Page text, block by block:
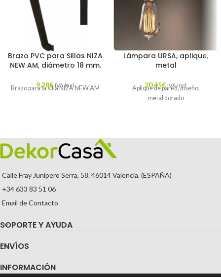
Brazo PVC para Sillas NIZA
NEW AM, diámetro 18 mm.
9,28€ IVA Incl.
Brazo para la silla NIZA NEW AM
Lámpara URSA, aplique,
metal
20,45€ IVA Incl.
Aplique de pared, diseño,
metal dorado
Calle Fray Junípero Serra, 58. 46014 Valencia. (ESPAÑA)
+34 633 83 51 06
Email de Contacto
SOPORTE Y AYUDA
ENVÍOS
INFORMACIÓN